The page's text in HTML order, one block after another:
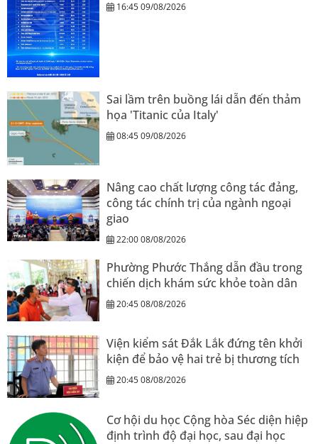
16:45 09/08/2026
Sai lầm trên buồng lái dẫn đến thảm
họa 'Titanic của Italy'
08:45 09/08/2026
Nâng cao chất lượng công tác đảng,
công tác chính trị của ngành ngoại
giao
22:00 08/08/2026
Phường Phước Thắng dẫn đầu trong
chiến dịch khám sức khỏe toàn dân
20:45 08/08/2026
Viện kiểm sát Đắk Lắk đứng tên khởi
kiện để bảo vệ hai trẻ bị thương tích
20:45 08/08/2026
Cơ hội du học Cộng hòa Séc diện hiệp
định trình độ đại học, sau đại học